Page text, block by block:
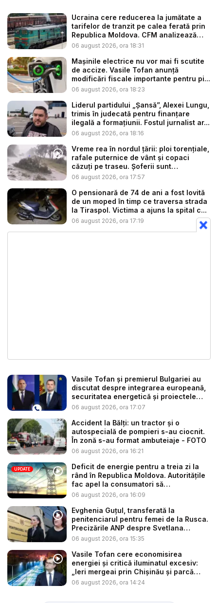
Ucraina cere reducerea la jumătate a
tarifelor de tranzit pe calea ferată prin
Republica Moldova. CFM analizează
so...
06 august 2026, ora 18:31
Mașinile electrice nu vor mai fi scutite
de accize. Vasile Tofan anunță
modificări fiscale importante pentru pi...
06 august 2026, ora 18:23
Liderul partidului „Șansă”, Alexei Lungu,
trimis în judecată pentru finanțare
ilegală a formațiunii. Fostul jurnalist ar...
06 august 2026, ora 18:16
Vreme rea în nordul țării: ploi torențiale,
rafale puternice de vânt și copaci
căzuți pe traseu. Șoferii sunt
îndemnaț...
06 august 2026, ora 17:57
O pensionară de 74 de ani a fost lovită
de un moped în timp ce traversa strada
la Tiraspol. Victima a ajuns la spital c...
06 august 2026, ora 17:19
Vasile Tofan și premierul Bulgariei au
discutat despre integrarea europeană,
securitatea energetică și proiectele
co...
06 august 2026, ora 17:07
Accident la Bălți: un tractor și o
autospecială de pompieri s-au ciocnit.
În zonă s-au format ambuteiaje - FOTO
06 august 2026, ora 16:21
UPDATE
Deficit de energie pentru a treia zi la
rând în Republica Moldova. Autoritățile
fac apel la consumatori să
economisea...
06 august 2026, ora 16:09
Evghenia Guțul, transferată la
penitenciarul pentru femei de la Rusca.
Precizările ANP despre Svetlana
Popan...
06 august 2026, ora 15:35
Vasile Tofan cere economisirea
energiei și critică iluminatul excesiv:
„Ieri mergeai prin Chișinău și parcă
era...
06 august 2026, ora 14:24